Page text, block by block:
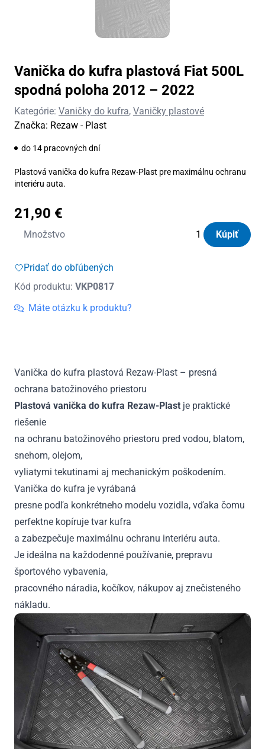
Vanička do kufra plastová Fiat 500L
spodná poloha 2012 – 2022
Kategórie: Vaničky do kufra, Vaničky plastové
Značka: Rezaw - Plast
do 14 pracovných dní
Plastová vanička do kufra Rezaw-Plast pre maximálnu ochranu
interiéru auta.
21,90 €
Množstvo
množstvo
do
plastová
Fiat
-
2022
Kúpiť
Pridať do obľúbených
Kód produktu: VKP0817
Máte otázku k produktu?
Vanička do kufra plastová Rezaw-Plast – presná
ochrana batožinového priestoru
Plastová vanička do kufra Rezaw-Plast je praktické
riešenie
na ochranu batožinového priestoru pred vodou, blatom,
snehom, olejom,
vyliatymi tekutinami aj mechanickým poškodením.
Vanička do kufra je vyrábaná
presne podľa konkrétneho modelu vozidla, vďaka čomu
perfektne kopíruje tvar kufra
a zabezpečuje maximálnu ochranu interiéru auta.
Je ideálna na každodenné používanie, prepravu
športového vybavenia,
pracovného náradia, kočíkov, nákupov aj znečisteného
nákladu.